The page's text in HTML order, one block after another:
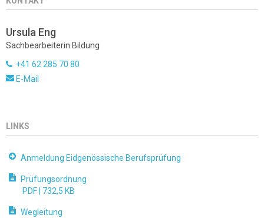
Ursula Eng
Sachbearbeiterin Bildung
+41 62 285 70 80
E-Mail
LINKS
Anmeldung Eidgenössische Berufsprüfung
Prüfungsordnung
PDF | 732,5 KB
Wegleitung